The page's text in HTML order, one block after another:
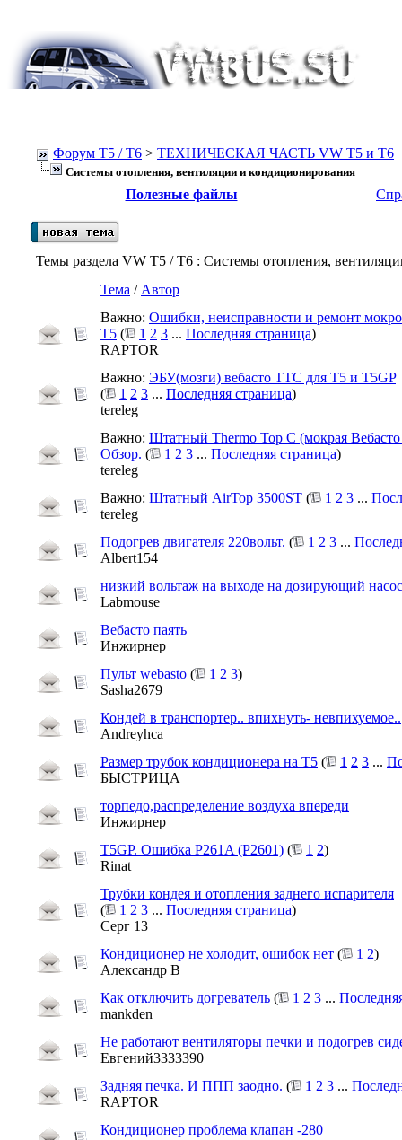
Форум Т5 / T6 > ТЕХНИЧЕСКАЯ ЧАСТЬ VW T5 и T6
Системы отопления, вентиляции и кондиционирования
Полезные файлы
Темы раздела VW T5 / T6 : Системы отопления,
Тема / Автор
Важно: Ошибки, неисправности и ремонт
Т5 ( 1 2 3 ... Последняя страница)
RAPTOR
Важно: ЭБУ(мозги) вебасто ТТС для Т5 и T5GP
(
1 2 3 ... Последняя страница)
tereleg
Важно: Штатный Thermo Top C (мокрая
Обзор. ( 1 2 3 ... Последняя страница)
tereleg
Важно: Штатный AirTop 3500ST ( 1 2 3 ...
tereleg
Подогрев двигателя 220вольт. ( 1 2 3 ...
Albert154
низкий вольтаж на выходе на дозирующий
Labmouse
Вебасто паять
Инжирнер
Пульт webasto ( 1 2 3)
Sasha2679
Кондей в транспортер.. впихнуть- невпихуемое..
Andreyhca
Размер трубок кондиционера на Т5 ( 1 2 3 ...
БЫСТРИЦА
торпедо,распределение воздуха впереди
Инжирнер
T5GP. Ошибка P261A (P2601) ( 1 2)
Rinat
Трубки кондея и отопления заднего испарителя
(
1 2 3 ... Последняя страница)
Серг 13
Кондиционер не холодит, ошибок нет ( 1 2)
Александр В
Как отключить догреватель ( 1 2 3 ...
mankden
Не работают вентиляторы печки и подогрев
Евгений3333390
Задняя печка. И ППП заодно. ( 1 2 3 ...
RAPTOR
Кондиционер проблема клапан -280